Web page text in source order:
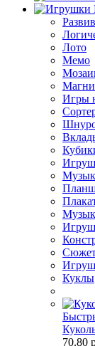
Лото
Мемо
Игры
Куклы
70.80